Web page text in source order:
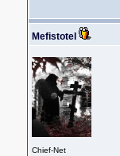
Mefistotel
Chief-Net